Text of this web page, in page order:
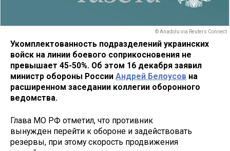
© Anadolu via Reuters Connect
Укомплектованность подразделений украинских
войск на линии боевого соприкосновения не
превышает 45-50%. Об этом 16 декабря заявил
министр обороны России Андрей Белоусов на
расширенном заседании коллегии оборонного
ведомства.
Глава МО РФ отметил, что противник
вынужден перейти к обороне и задействовать
резервы, при этому скорость продвижения